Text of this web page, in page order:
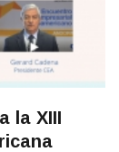
la XIII